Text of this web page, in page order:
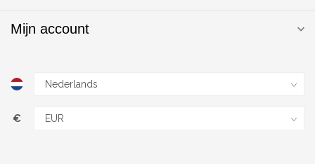
Mijn account
€